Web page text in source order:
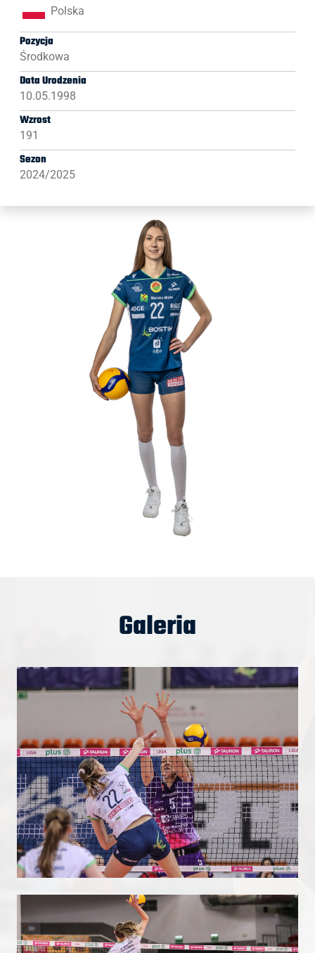
Polska
Pozycja
Środkowa
Data Urodzenia
10.05.1998
Wzrost
191
Sezon
2024/2025
Galeria